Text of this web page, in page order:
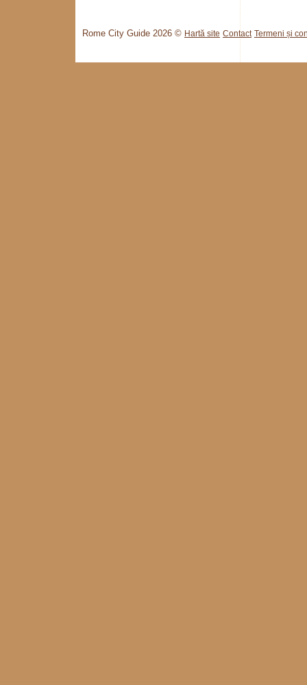
Rome City Guide 2026 © Hartă site Contact Termeni și